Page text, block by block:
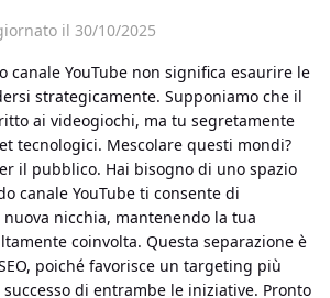
il 30/10/2025
canale YouTube non significa esaurire le
strategicamente. Supponiamo che il
ai videogiochi, ma tu segretamente
tecnologici. Mescolare questi mondi?
il pubblico. Hai bisogno di uno spazio
canale YouTube ti consente di
nicchia, mantenendo la tua
coinvolta. Questa separazione è
poiché favorisce un targeting più
di entrambe le iniziative. Pronto